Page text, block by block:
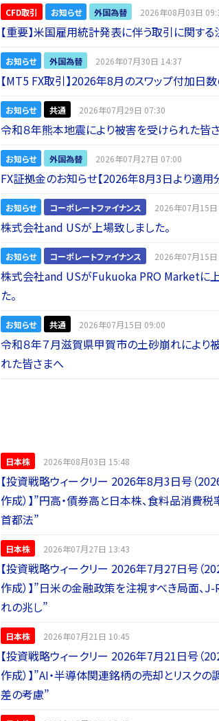
CFD取引 お知らせ 外国為替 2026年08月03日
【重要】米国雇用統計発表に伴う取引に関す
お知らせ 外国為替 2026年07月30日 14:37
【MT5 FX取引】2026年8月のスワップ付加日
お知らせ 共通 2026年07月29日 07:30
令和８年熊本地震により被害を受けられた皆
お知らせ 外国為替 2026年07月27日 07:00
FX証拠金のお知らせ【2026年8月3日より適用
お知らせ コーポレートファイナンス 2026年07月15
株式会社and USが上場致しました。
お知らせ コーポレートファイナンス 2026年07月15
株式会社and USがFukuoka PRO Marketに
た。
お知らせ 共通 2026年07月15日 09:00
令和８年７月滋賀県甲賀市の土砂崩れにより
れた皆さまへ
日本株 2026年08月03日 15:48
【投資戦略ウィークリー 2026年8月3日号（
作成）】”円高・債券高と日本株、食料品消費
首都法”
日本株 2026年07月27日 13:43
【投資戦略ウィークリー 2026年7月27日号（
作成）】”日米の金融政策を注視すべき局面、
れの兆し”
日本株 2026年07月21日 10:45
【投資戦略ウィークリー 2026年7月21日号（
作成）】”AI・半導体関連銘柄の売却とリスクの
差の考慮”